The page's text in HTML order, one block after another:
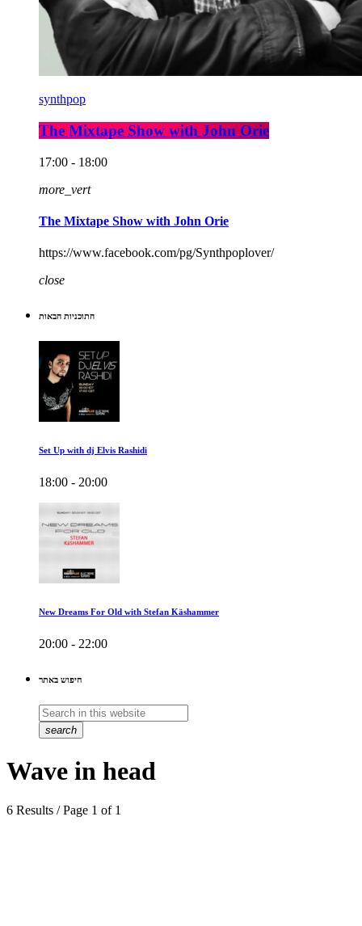
synthpop
The Mixtape Show with John Orie
17:00 - 18:00
more_vert
The Mixtape Show with John Orie
https://www.facebook.com/pg/Synthpoplover/
close
התוכניות הבאות
Set Up with dj Elvis Rashidi
18:00 - 20:00
New Dreams For Old with Stefan Käshammer
20:00 - 22:00
חיפוש באתר
search
Wave in head
6 Results / Page 1 of 1